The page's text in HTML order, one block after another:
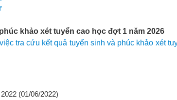
khảo xét tuyển cao học đợt 1 năm 2026
tra cứu kết quả tuyển sinh và phúc khảo xét
(01/06/2022)